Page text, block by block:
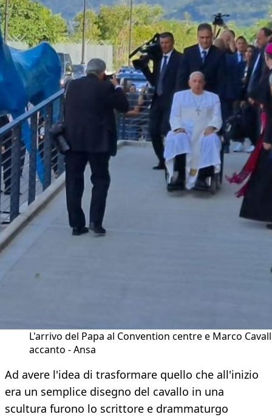
L'arrivo del Papa al Convention centre e Marco
accanto - Ansa
Ad avere l'idea di trasformare quello che all'inizio
era un semplice disegno del cavallo in una
scultura furono lo scrittore e drammaturgo